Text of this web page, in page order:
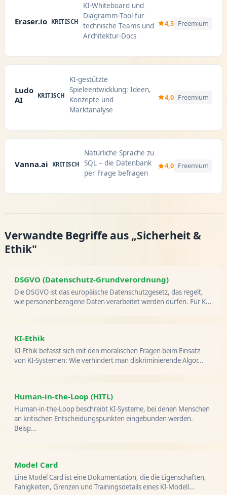
Eraser.io KRITISCH
KI-Whiteboard und
Diagramm-Tool für
technische Teams und
Architektur-Docs
4,5 Freemium
Ludo
AI
KRITISCH
KI-gestützte
Spieleentwicklung: Ideen,
Konzepte und
Marktanalyse
4,0 Freemium
Vanna.ai KRITISCH
Natürliche Sprache zu
SQL – die Datenbank
per Frage befragen
4,0 Freemium
Verwandte Begriffe aus „Sicherheit &
Ethik"
DSGVO (Datenschutz-Grundverordnung)
Die DSGVO ist das europäische Datenschutzgesetz, das regelt,
wie personenbezogene Daten verarbeitet werden dürfen. Für K...
KI-Ethik
KI-Ethik befasst sich mit den moralischen Fragen beim Einsatz
von KI-Systemen: Wie verhindert man diskriminierende Algor...
Human-in-the-Loop (HITL)
Human-in-the-Loop beschreibt KI-Systeme, bei denen Menschen
an kritischen Entscheidungspunkten eingebunden werden.
Beisp...
Model Card
Eine Model Card ist eine Dokumentation, die die Eigenschaften,
Fähigkeiten, Grenzen und Trainingsdetails eines KI-Modell...